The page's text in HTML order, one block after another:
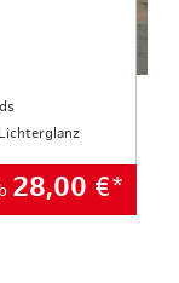
28,00 €*